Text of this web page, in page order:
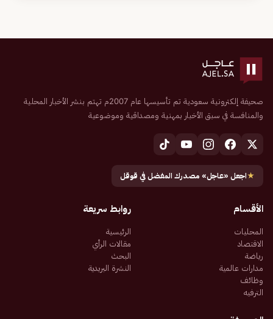
صحيفة إلكترونية سعودية تم تأسيسها عام 2007م تهتم بنشر الأخبار المحلية
والمنافسة في سبق الأخبار بمهنية ومصداقية وموضوعية
★اجعل «عاجل» مصدرك المفضل في قوقل
الأقسام
المحليات
الاقتصاد
رياضة
مدارات عالمية
وظائف
الترفيه
روابط سريعة
الرئيسية
مقالات الرأي
البحث
النشرة البريدية